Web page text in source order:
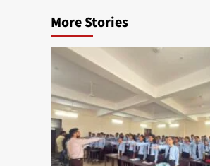
More Stories